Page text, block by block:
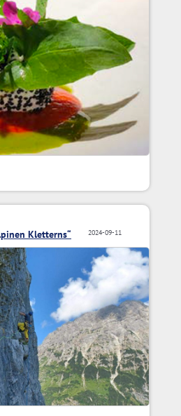
2024-09-11
Kletterns“